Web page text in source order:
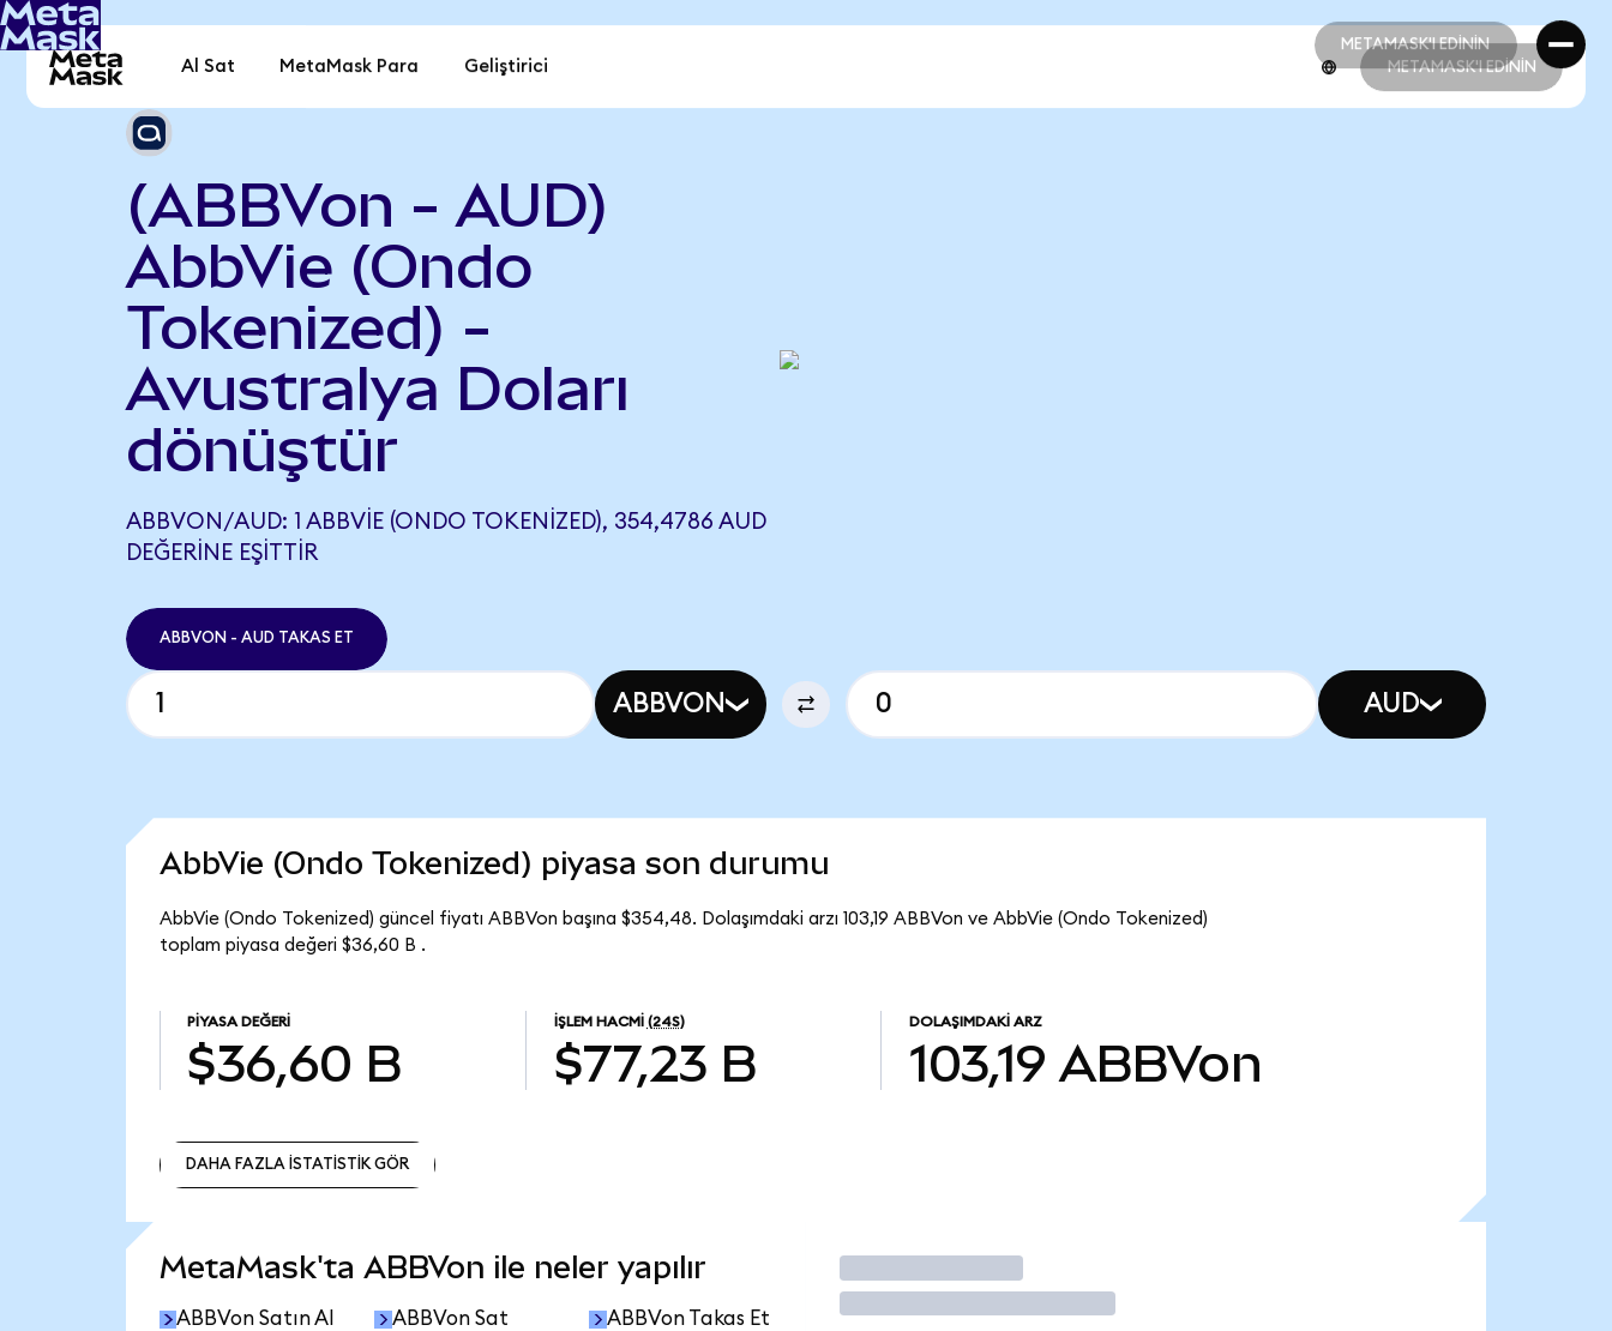
METAMASK'I EDİNİN
METAMASK'I EDİNİN
Al Sat MetaMask Para Geliştirici METAMASK'I EDİNİN
(ABBVon - AUD)
AbbVie (Ondo
Tokenized) -
Avustralya Doları
dönüştür
ABBVON/AUD: 1 ABBVIE (ONDO TOKENIZED), 354,4786 AUD
DEĞERINE EŞITTIR
ABBVON - AUD TAKAS ET
ABBVON AUD
AbbVie (Ondo Tokenized) piyasa son durumu
AbbVie (Ondo Tokenized) güncel fiyatı ABBVon başına $354,48. Dolaşımdaki arzı 103,19 ABBVon ve AbbVie (Ondo Tokenized)
toplam piyasa değeri $36,60 B .
PIYASA DEĞERI
$36,60 B
İŞLEM HACMI (24S)
$77,23 B
DOLAŞIMDAKI ARZ
103,19 ABBVon
DAHA FAZLA İSTATİSTİK GÖR
MetaMask'ta ABBVon ile neler yapılır
ABBVon Satın Al ABBVon Sat ABBVon Takas Et
İşlem Yap